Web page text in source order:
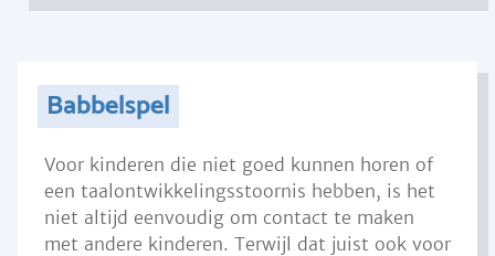
Babbelspel
Voor kinderen die niet goed kunnen horen of
een taalontwikkelingsstoornis hebben, is het
niet altijd eenvoudig om contact te maken
met andere kinderen. Terwijl dat juist ook voor